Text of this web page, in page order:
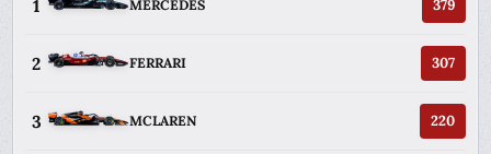
1 MERCEDES 379
2 FERRARI 307
3 MCLAREN 220